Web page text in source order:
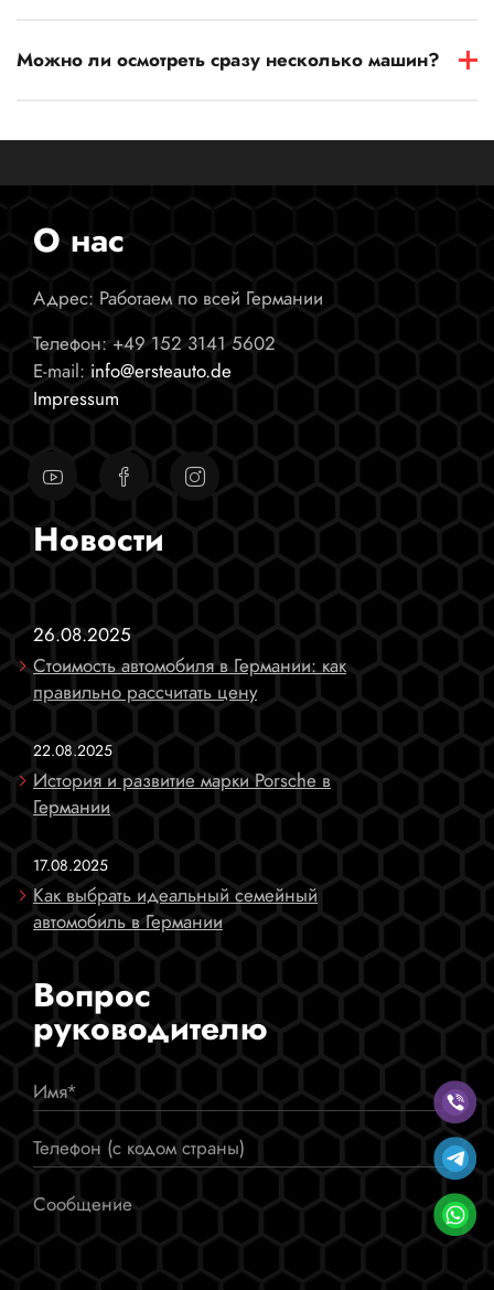
Можно ли осмотреть сразу несколько машин?
О нас
Адрес: Работаем по всей Германии
Телефон:+49 152 3141 5602
E-mail: info@ersteauto.de
Impressum
Новости
26.08.2025
Стоимость автомобиля в Германии: как
правильно рассчитать цену
22.08.2025
История и развитие марки Porsche в
Германии
17.08.2025
Как выбрать идеальный семейный
автомобиль в Германии
Вопрос
руководителю